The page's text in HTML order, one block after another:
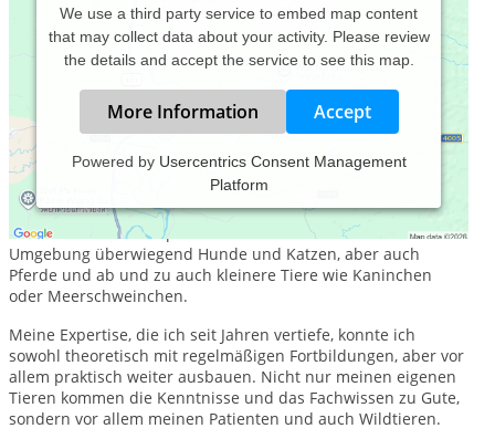
We use a third party service to embed map content
that may collect data about your activity. Please review
the details and accept the service to see this map.
More Information Accept
Powered by Usercentrics Consent Management
Platform
Schon immer stand das Wohl der Tiere bei mir an allererster
Stelle. Seit 2020 habe ich meinen Traum wahr gemacht und
behandle als Tierheilpraktikerin im schönen Oberursel und
Umgebung überwiegend Hunde und Katzen, aber auch
Pferde und ab und zu auch kleinere Tiere wie Kaninchen
oder Meerschweinchen.
Meine Expertise, die ich seit Jahren vertiefe, konnte ich
sowohl theoretisch mit regelmäßigen Fortbildungen, aber vor
allem praktisch weiter ausbauen. Nicht nur meinen eigenen
Tieren kommen die Kenntnisse und das Fachwissen zu Gute,
sondern vor allem meinen Patienten und auch Wildtieren.